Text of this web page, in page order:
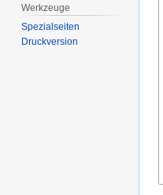
Werkzeuge
Spezialseiten
Druckversion